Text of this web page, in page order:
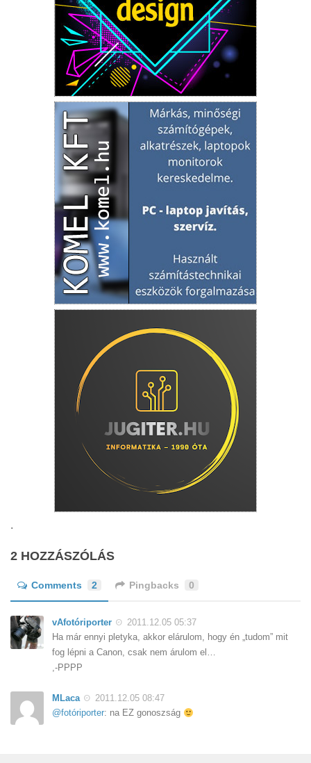
.
2 HOZZÁSZÓLÁS
Comments 2 Pingbacks 0
vAfotóriporter
2011.12.05 05:37
Ha már ennyi pletyka, akkor elárulom, hogy én „tudom” mit
fog lépni a Canon, csak nem árulom el…
,-PPPP
MLaca
2011.12.05 08:47
@fotóriporter: na EZ gonoszság